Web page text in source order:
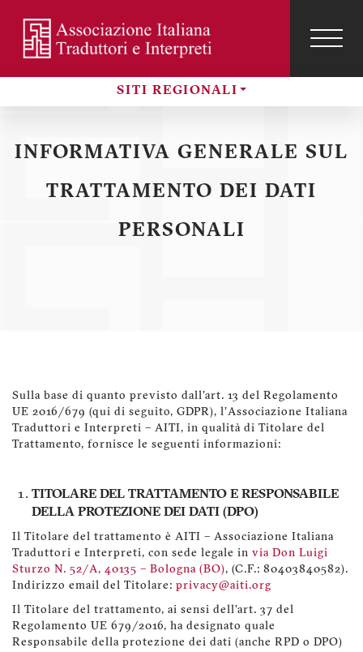
contenuto
principale
Sezioni
SITI REGIONALI
profilo
utente
INFORMATIVA GENERALE SUL
TRATTAMENTO DEI DATI
PERSONALI
Sulla base di quanto previsto dall'art. 13 del Regolamento
UE 2016/679 (qui di seguito, GDPR), l'Associazione Italiana
Traduttori e Interpreti – AITI, in qualità di Titolare del
Trattamento, fornisce le seguenti informazioni:
TITOLARE DEL TRATTAMENTO E RESPONSABILE
DELLA PROTEZIONE DEI DATI (DPO)
Il Titolare del trattamento è AITI – Associazione Italiana
Traduttori e Interpreti, con sede legale in via Don Luigi
Sturzo N. 52/A, 40135 – Bologna (BO), (C.F.: 80403840582).
Indirizzo email del Titolare: privacy@aiti.org
Il Titolare del trattamento, ai sensi dell'art. 37 del
Regolamento UE 679/2016, ha designato quale
Responsabile della protezione dei dati (anche RPD o DPO)